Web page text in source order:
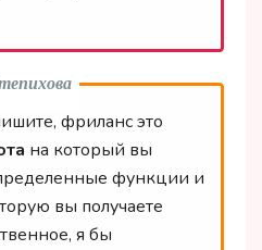
фриланс это
на который вы
функции и
вы получаете
я бы